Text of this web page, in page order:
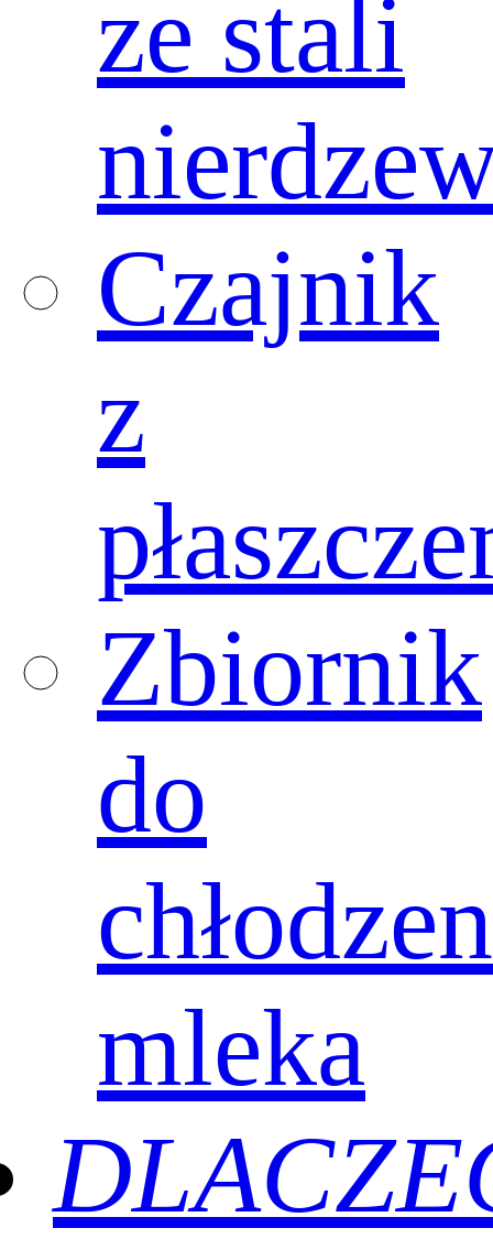
ze stali
Czajnik
z
Zbiornik
do
mleka